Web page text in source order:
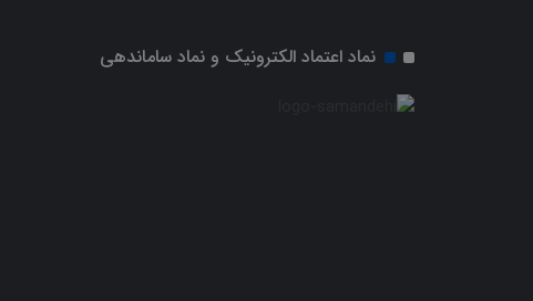
نماد اعتماد الکترونیک و نماد ساماندهی